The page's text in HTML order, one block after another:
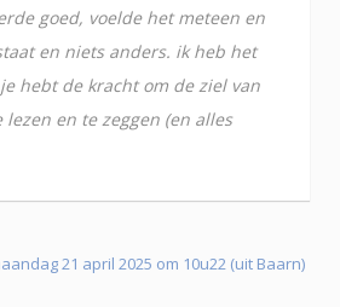
goed, voelde het meteen en
en niets anders. ik heb het
hebt de kracht om de ziel van
en te zeggen (en alles
21 april 2025 om 10u22 (uit Baarn)